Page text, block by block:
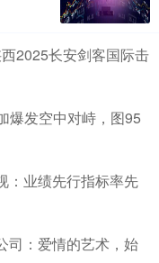
2025长安剑客国际击
爆发空中对峙，图95
：业绩先行指标率先
司：爱情的艺术，始